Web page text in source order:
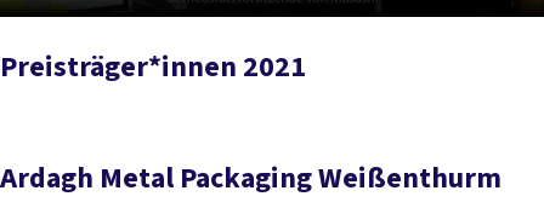
Preisträger*innen 2021
Ardagh Metal Packaging Weißenthurm